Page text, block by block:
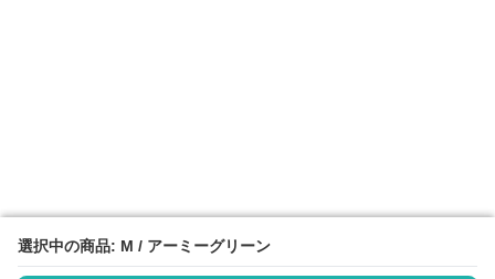
選択中の商品: M / アーミーグリーン
選択中の商品: M / アーミーグリーン